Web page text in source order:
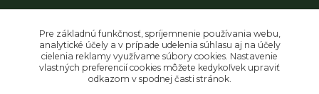
Pre základnú funkčnosť, spríjemnenie používania webu,
analytické účely a v prípade udelenia súhlasu aj na účely
cielenia reklamy využívame súbory cookies. Nastavenie
vlastných preferencií cookies môžete kedykoľvek upraviť
odkazom v spodnej časti stránok.